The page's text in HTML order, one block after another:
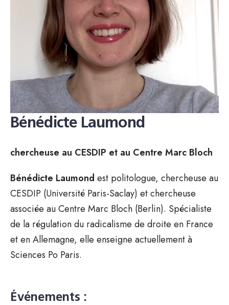
Bénédicte Laumond
chercheuse au CESDIP et au Centre Marc Bloch
Bénédicte Laumond est politologue, chercheuse au
CESDIP (Université Paris-Saclay) et chercheuse
associée au Centre Marc Bloch (Berlin). Spécialiste
de la régulation du radicalisme de droite en France
et en Allemagne, elle enseigne actuellement à
Sciences Po Paris.
Événements :